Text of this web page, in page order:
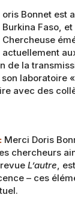
oris Bonnet est
Burkina Faso,
Chercheuse
actuellement
de la
laboratoire
avec des
Merci Doris
chercheurs
L’autre,
– ces